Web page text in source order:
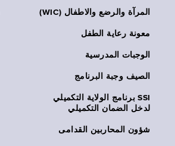
المرآة والرضع والاطفال (WIC)
معونة رعاية الطفل
الوجبات المدرسية
الصيف وجبة البرنامج
SSI برنامج الولاية التكميلي
لدخل الضمان التكميلي
شؤون المحاربين القدامى